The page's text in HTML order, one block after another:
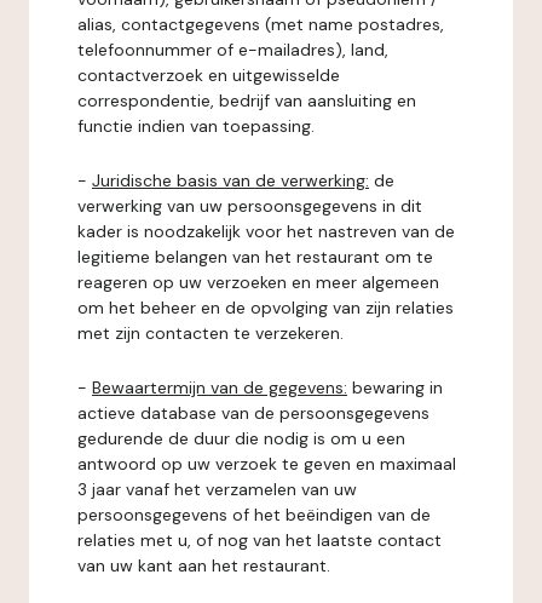
alias, contactgegevens (met name postadres,
telefoonnummer of e-mailadres), land,
contactverzoek en uitgewisselde
correspondentie, bedrijf van aansluiting en
functie indien van toepassing.
- Juridische basis van de verwerking: de
verwerking van uw persoonsgegevens in dit
kader is noodzakelijk voor het nastreven van de
legitieme belangen van het restaurant om te
reageren op uw verzoeken en meer algemeen
om het beheer en de opvolging van zijn relaties
met zijn contacten te verzekeren.
- Bewaartermijn van de gegevens: bewaring in
actieve database van de persoonsgegevens
gedurende de duur die nodig is om u een
antwoord op uw verzoek te geven en maximaal
3 jaar vanaf het verzamelen van uw
persoonsgegevens of het beëindigen van de
relaties met u, of nog van het laatste contact
van uw kant aan het restaurant.